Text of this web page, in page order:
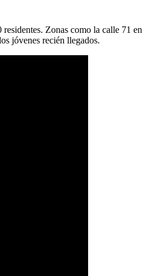
Zonas como la calle 71 en
jóvenes recién llegados.